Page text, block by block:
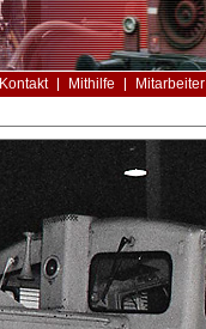
Kontakt Mithilfe Mitarbeiter